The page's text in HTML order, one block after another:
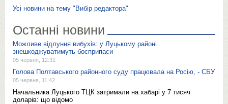
Усі новини на тему "Вибір редактора"
Останні новини
Можливе відлуння вибухів: у Луцькому районі
знешкоджуватимуть боєприпаси
05 червня, 12:31
Голова Полтавського районного суду працювала на Росію, - СБУ
05 червня, 11:42
Начальника Луцького ТЦК затримали на хабарі у 7 тисяч
доларів: що відомо